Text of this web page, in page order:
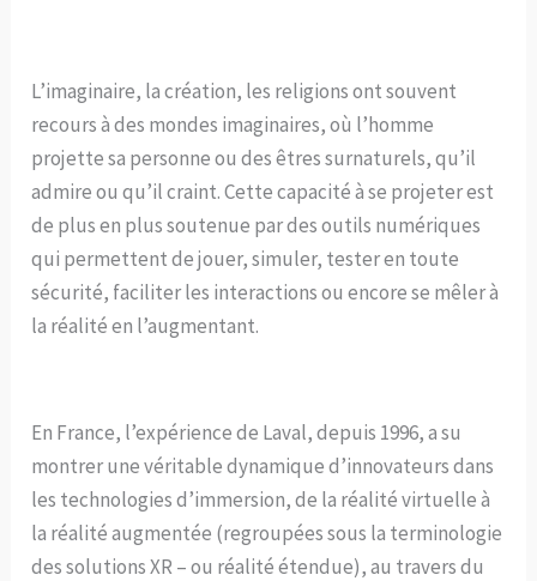
L’imaginaire, la création, les religions ont souvent
recours à des mondes imaginaires, où l’homme
projette sa personne ou des êtres surnaturels, qu’il
admire ou qu’il craint. Cette capacité à se projeter est
de plus en plus soutenue par des outils numériques
qui permettent de jouer, simuler, tester en toute
sécurité, faciliter les interactions ou encore se mêler à
la réalité en l’augmentant.
En France, l’expérience de Laval, depuis 1996, a su
montrer une véritable dynamique d’innovateurs dans
les technologies d’immersion, de la réalité virtuelle à
la réalité augmentée (regroupées sous la terminologie
des solutions XR – ou réalité étendue), au travers du